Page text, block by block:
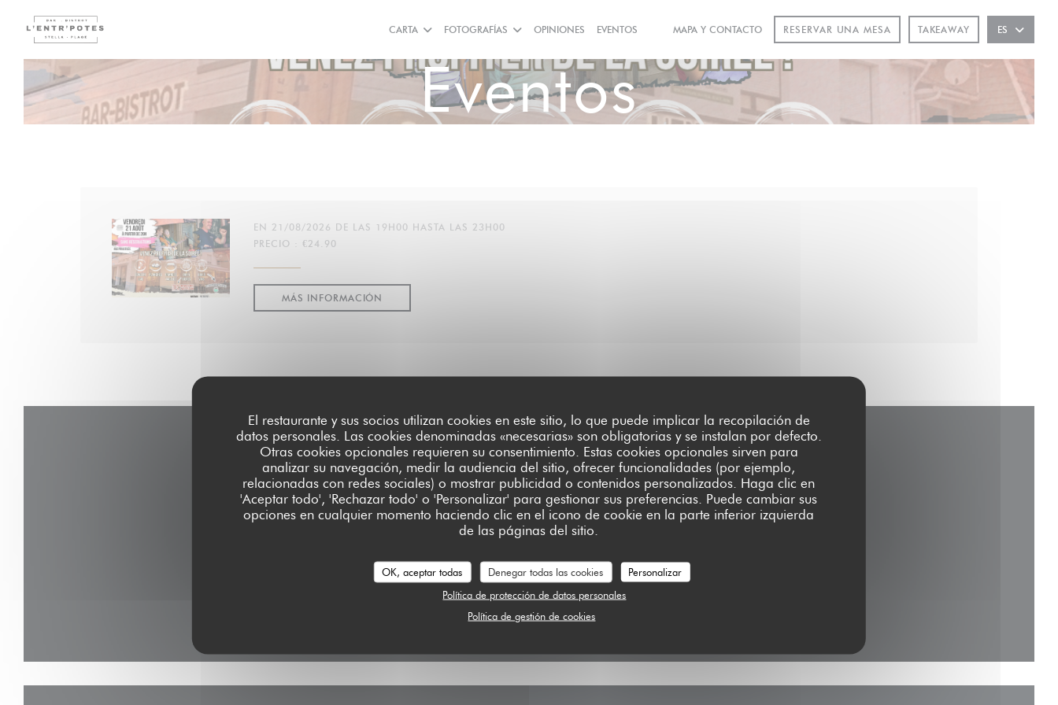
El restaurante y sus socios utilizan cookies en este sitio, lo que puede implicar la recopilación de
datos personales. Las cookies denominadas «necesarias» son obligatorias y se instalan por defecto.
Otras cookies opcionales requieren su consentimiento. Estas cookies opcionales sirven para
analizar su navegación, medir la audiencia del sitio, ofrecer funcionalidades (por ejemplo,
relacionadas con redes sociales) o mostrar publicidad o contenidos personalizados. Haga clic en
'Aceptar todo', 'Rechazar todo' o 'Personalizar' para gestionar sus preferencias. Puede cambiar sus
opciones en cualquier momento haciendo clic en el icono de cookie en la parte inferior izquierda
de las páginas del sitio.
OK, aceptar todas Denegar todas las cookies
Personalizar
Política de protección de datos personales
Política de gestión de cookies
CARTA FOTOGRAFÍAS OPINIONES EVENTOS
((ABRE EN UNA NUEVA VENTANA))
((ABRE EN UNA NUEVA VENTANA))
MAPA Y CONTACTO RESERVAR UNA MESA TAKEAWAY ES
Eventos
EN 21/08/2026 DE LAS 19H00 HASTA LAS 23H00
PRECIO : €24.90
MÁS INFORMACIÓN
Mapa y Contacto
811 Avenue des États Unis 62780 Cucq
03 91 89 69 05
Facebook ((abre en una nueva ventana))
Instagram ((abre en una nueva ventana))